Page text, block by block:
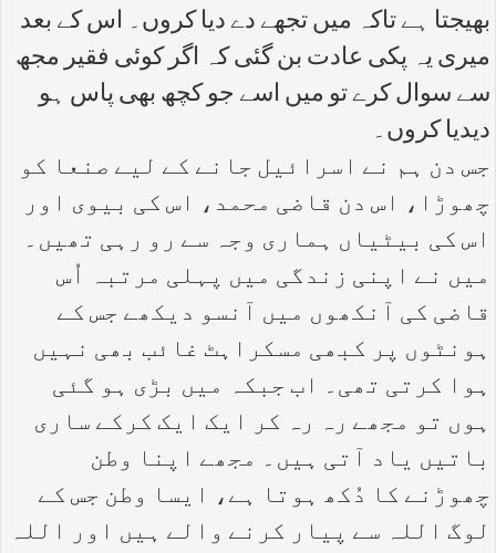
بھیجتا ہے تاکہ میں تجھے دے دیا کروں۔ اس کے بعد
میری یہ پکی عادت بن گئی کہ اگر کوئی فقیر مجھ
سے سوال کرے تو میں اسے جو کچھ بھی پاس ہو
دیدیا کروں۔
جس دن ہم نے اسرائیل جانے کے لیے صنعا کو
چھوڑا، اس دن قاضی محمد، اس کی بیوی اور
اس کی بیٹیاں ہماری وجہ سے رو رہی تھیں۔
میں نے اپنی زندگی میں پہلی مرتبہ اُس
قاضی کی آنکھوں میں آنسو دیکھے جس کے
ہونٹوں پر کبھی مسکراہٹ غائب بھی نہیں
ہوا کرتی تھی۔ اب جبکہ میں بڑی ہو گئی
ہوں تو مجھے رہ رہ کر ایک ایک کرکے ساری
باتیں یاد آتی ہیں۔ مجھے اپنا وطن
چھوڑنے کا دُکھ ہوتا ہے، ایسا وطن جس کے
لوگ اللہ سے پیار کرنے والے ہیں اور اللہ